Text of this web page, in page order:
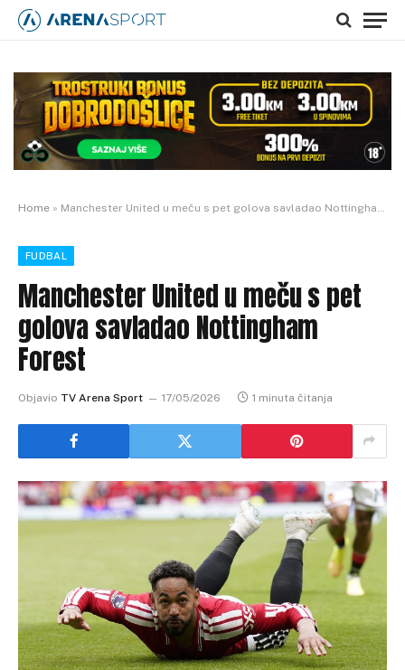
Home » Manchester United u meču s pet golova savladao Nottingham Forest
FUDBAL
Manchester United u meču s pet
golova savladao Nottingham
Forest
Objavio TV Arena Sport 17/05/2026 1 minuta čitanja